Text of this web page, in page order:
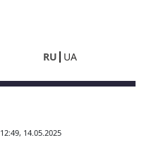
RU UA
12:49, 14.05.2025